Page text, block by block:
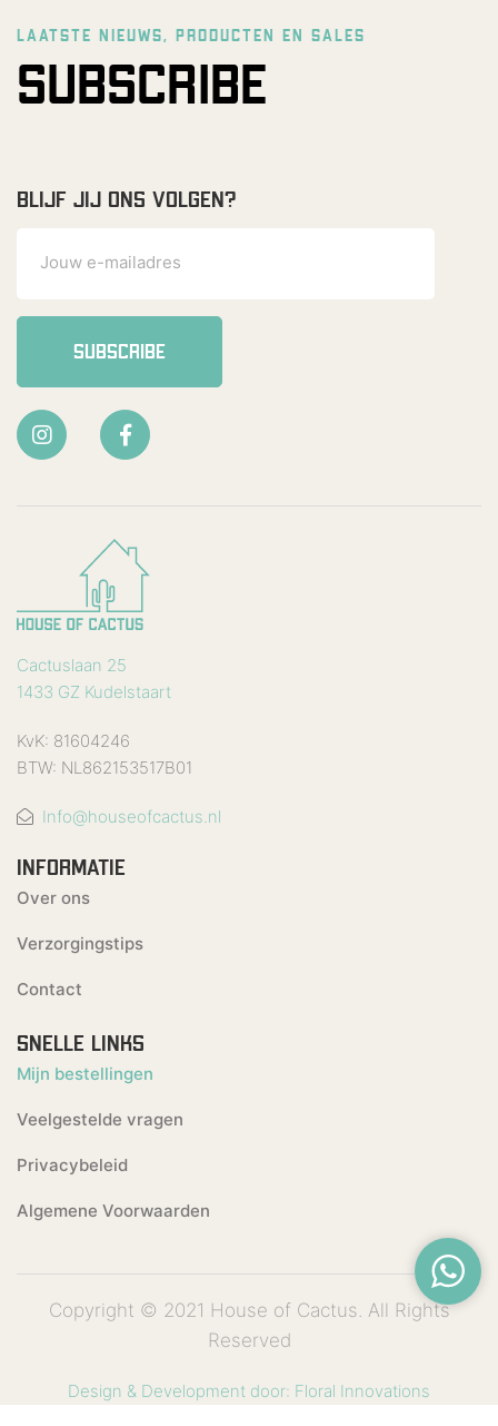
LAATSTE NIEUWS, PRODUCTEN EN SALES
SUBSCRIBE
BLIJF JIJ ONS VOLGEN?
SUBSCRIBE
Cactuslaan 25
1433 GZ Kudelstaart
KvK: 81604246
BTW: NL862153517B01
Info@houseofcactus.nl
INFORMATIE
Over ons
Verzorgingstips
Contact
SNELLE LINKS
Mijn bestellingen
Veelgestelde vragen
Privacybeleid
Algemene Voorwaarden
Copyright © 2021 House of Cactus. All Rights
Reserved
Design & Development door: Floral Innovations